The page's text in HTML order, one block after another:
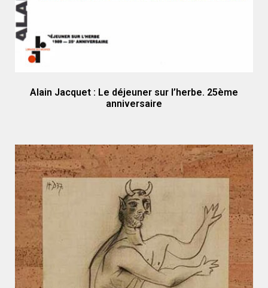
Alain Jacquet : Le déjeuner sur l’herbe. 25ème
anniversaire